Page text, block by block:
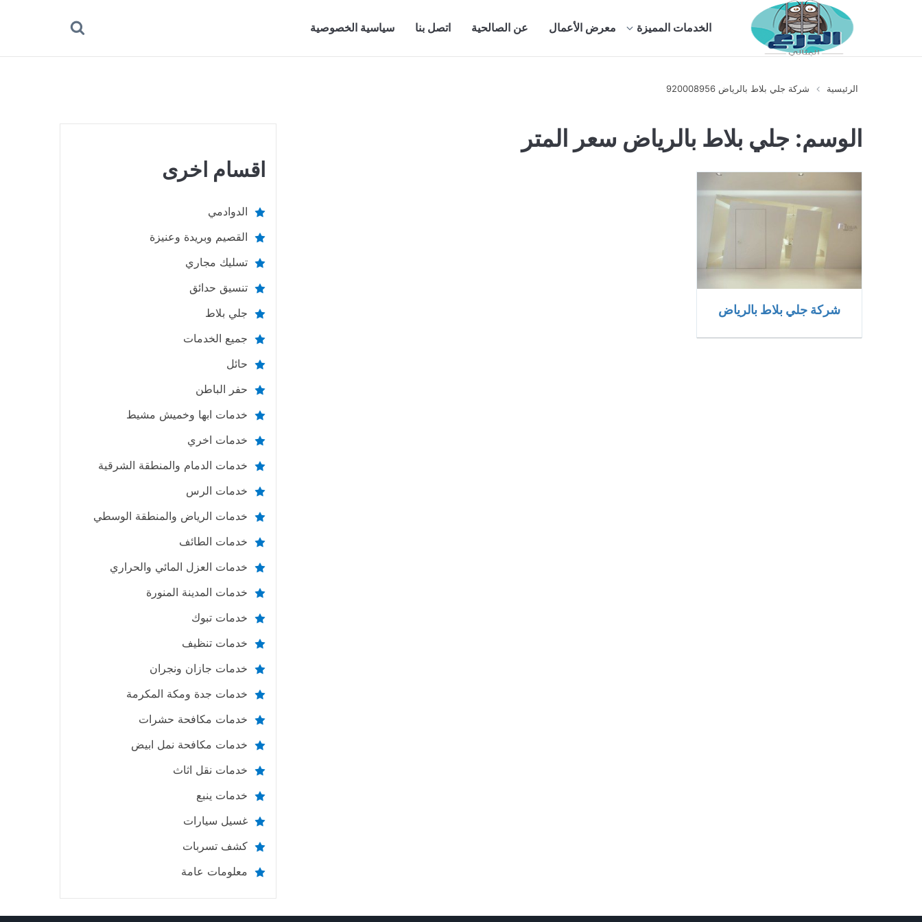
الخدمات المميزة معرض الأعمال عن الصالحية اتصل بنا سياسية الخصوصية
الرئيسية شركة جلي بلاط بالرياض 920008956
الوسم: جلي بلاط بالرياض سعر المتر
شركة جلي بلاط بالرياض
اقسام اخرى
الدوادمي
القصيم وبريدة وعنيزة
تسليك مجاري
تنسيق حدائق
جلي بلاط
جميع الخدمات
حائل
حفر الباطن
خدمات ابها وخميش مشيط
خدمات اخري
خدمات الدمام والمنطقة الشرقية
خدمات الرس
خدمات الرياض والمنطقة الوسطي
خدمات الطائف
خدمات العزل المائي والحراري
خدمات المدينة المنورة
خدمات تبوك
خدمات تنظيف
خدمات جازان ونجران
خدمات جدة ومكة المكرمة
خدمات مكافحة حشرات
خدمات مكافحة نمل ابيض
خدمات نقل اثاث
خدمات ينبع
غسيل سيارات
كشف تسربات
معلومات عامة